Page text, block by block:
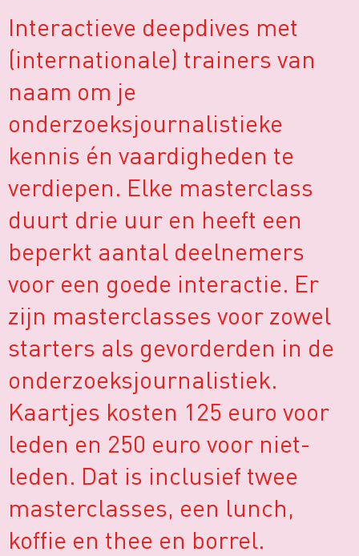
Interactieve deepdives met
(internationale) trainers van
naam om je
onderzoeksjournalistieke
kennis én vaardigheden te
verdiepen. Elke masterclass
duurt drie uur en heeft een
beperkt aantal deelnemers
voor een goede interactie. Er
zijn masterclasses voor zowel
starters als gevorderden in de
onderzoeksjournalistiek.
Kaartjes kosten 125 euro voor
leden en 250 euro voor niet-
leden. Dat is inclusief twee
masterclasses, een lunch,
koffie en thee en borrel.